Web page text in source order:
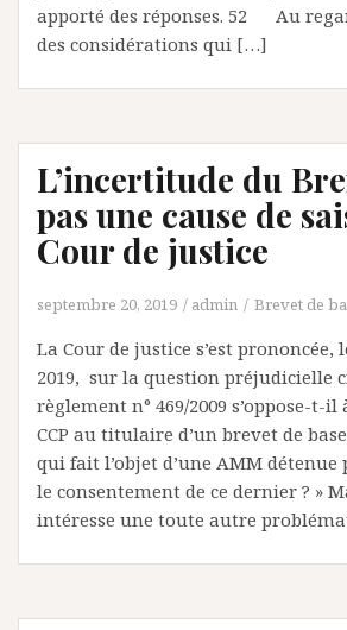
apporté des réponses. 52 Au
des considérations qui […]
L’incertitude du
pas une cause de
Cour de justice
septembre 20, 2019 admin Brevet de
La Cour de justice s’est prononcée,
2019, sur la question préjudicielle
règlement n° 469/2009 s’oppose-t-il
CCP au titulaire d’un brevet de
qui fait l’objet d’une AMM détenue
le consentement de ce dernier ? »
intéresse une toute autre